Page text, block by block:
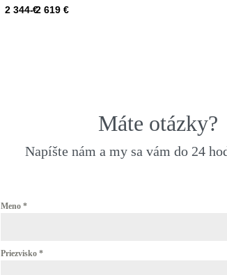
2 344€2 619 €
Máte otázky?
Napíšte nám a my sa vám do 24
Meno *
Priezvisko *